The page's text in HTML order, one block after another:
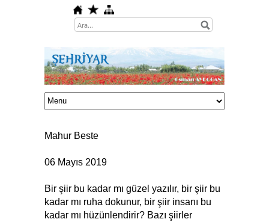
Mahur Beste
06 Mayıs 2019
Bir şiir bu kadar mı güzel yazılır, bir şiir bu
kadar mı ruha dokunur, bir şiir insanı bu
kadar mı hüzünlendirir? Bazı şiirler